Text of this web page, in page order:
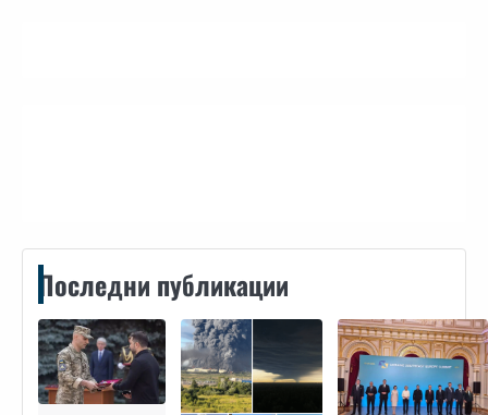
Последни публикации